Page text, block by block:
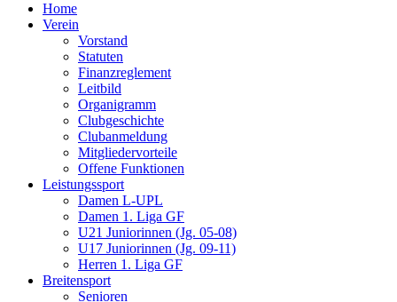
Home
Verein
Vorstand
Statuten
Finanzreglement
Leitbild
Organigramm
Clubgeschichte
Clubanmeldung
Mitgliedervorteile
Offene Funktionen
Leistungssport
Damen L-UPL
Damen 1. Liga GF
U21 Juniorinnen (Jg. 05-08)
U17 Juniorinnen (Jg. 09-11)
Herren 1. Liga GF
Breitensport
Senioren